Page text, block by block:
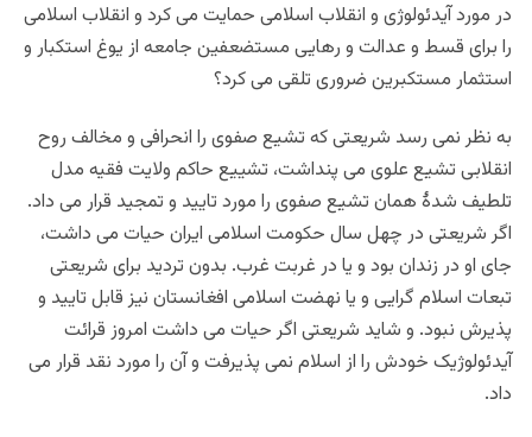
در مورد آیدئولوژی و انقلاب اسلامی حمایت می کرد و انقلاب اسلامی
را برای قسط و عدالت و رهایی مستضعفین جامعه از یوغ استکبار و
استثمار مستکبرین ضروری تلقی می کرد؟
به نظر نمی رسد شریعتی که تشیع صفوی را انحرافی و مخالف روح
انقلابی تشیع علوی می پنداشت، تشییع حاکم ولایت فقیه مدل
تلطیف شدۀ همان تشیع صفوی را مورد تایید و تمجید قرار می داد.
اگر شریعتی در چهل سال حکومت اسلامی ایران حیات می داشت،
جای او در زندان بود و یا در غربت غرب. بدون تردید برای شریعتی
تبعات اسلام گرایی و یا نهضت اسلامی افغانستان نیز قابل تایید و
پذیرش نبود. و شاید شریعتی اگر حیات می داشت امروز قرائت
آیدئولوژیک خودش را از اسلام نمی پذیرفت و آن را مورد نقد قرار می
داد.